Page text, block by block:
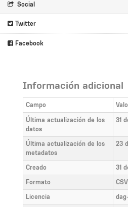
Social
Twitter
Facebook
Información adicional
Campo
Última actualización de los
datos
31
Última actualización de los
metadatos
23
Creado
31
Formato
CSV
Licencia